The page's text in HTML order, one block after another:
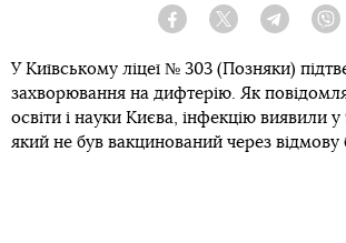
Facebook Twitter Telegram
У Київському ліцеї № 303 (Позняки)
захворювання на дифтерію. Як
освіти і науки Києва, інфекцію виявили
який не був вакцинований через відмову